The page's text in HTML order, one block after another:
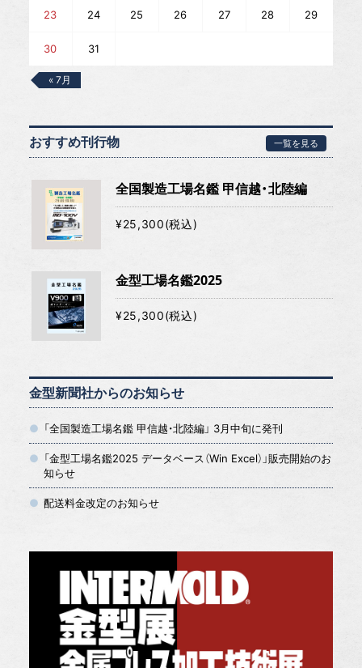
23 24 25 26 27 28 29
30 31
« 7月
おすすめ刊行物 一覧を見る
全国製造工場名鑑 甲信越・北陸編
¥25,300(税込)
金型工場名鑑2025
¥25,300(税込)
金型新聞社からのお知らせ
「全国製造工場名鑑 甲信越・北陸編」 3月中旬に発刊
「金型工場名鑑2025 データベース（Win Excel）」販売開始のお
知らせ
配送料金改定のお知らせ